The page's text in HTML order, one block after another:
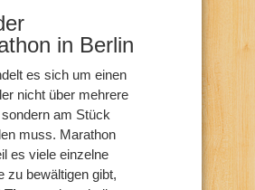
in Berlin
es sich um einen
nicht über mehrere
am Stück
muss. Marathon
es viele einzelne
zu bewältigen gibt,